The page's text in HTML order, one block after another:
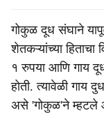
गोकुळ दूध संघाने
शेतकऱ्यांच्या
१ रुपया आणि गाय
होती. त्यावेळी गाय
असे 'गोकुळ'ने म्हटले